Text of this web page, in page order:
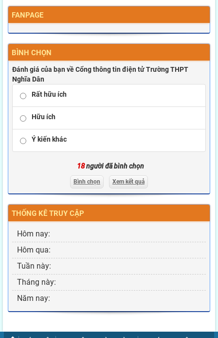
FANPAGE
BÌNH CHỌN
Đánh giá của bạn về Cổng thông tin điện tử Trường THPT
Nghĩa Dân
Rất hữu ích
Hữu ích
Ý kiến khác
18người đã bình chọn
Bình chọn Xem kết quả
THỐNG KÊ TRUY CẬP
Hôm nay:
Hôm qua:
Tuần này:
Tháng này:
Năm nay: